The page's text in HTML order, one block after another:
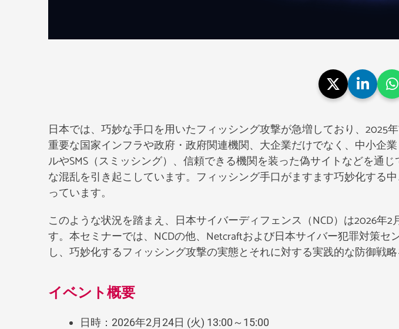
日本では、巧妙な手口を用いたフィッシング攻撃が急増しており、2025
重要な国家インフラや政府・政府関連機関、大企業だけでなく、中小企
ルやSMS（スミッシング）、信頼できる機関を装った偽サイトなどを通
な混乱を引き起こしています。フィッシング手口がますます巧妙化する
っています。
このような状況を踏まえ、日本サイバーディフェンス（NCD）は2026年
す。本セミナーでは、NCDの他、Netcraftおよび日本サイバー犯罪対策
し、巧妙化するフィッシング攻撃の実態とそれに対する実践的な防御戦略
イベント概要
日時：2026年2月24日 (火) 13:00～15:00